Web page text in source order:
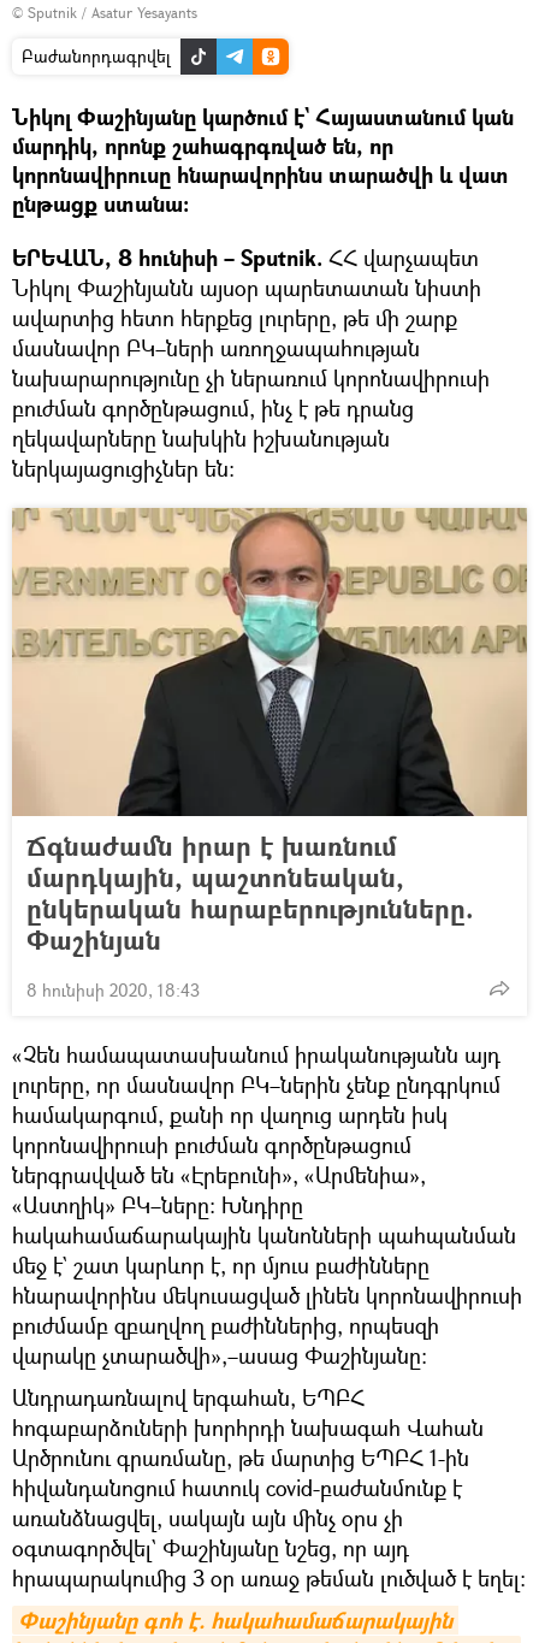
© Sputnik / Asatur Yesayants
Բաժանորդագրվել
Նիկոլ Փաշինյանը կարծում է` Հայաստանում կան
մարդիկ, որոնք շահագրգռված են, որ
կորոնավիրուսը հնարավորինս տարածվի և վատ
ընթացք ստանա։
ԵՐԵՎԱՆ, 8 հունիսի – Sputnik. ՀՀ վարչապետ
Նիկոլ Փաշինյանն այսօր պարետատան նիստի
ավարտից հետո հերքեց լուրերը, թե մի շարք
մասնավոր ԲԿ–ների առողջապահության
նախարարությունը չի ներառում կորոնավիրուսի
բուժման գործընթացում, ինչ է թե դրանց
ղեկավարները նախկին իշխանության
ներկայացուցիչներ են։
Ճգնաժամն իրար է խառնում
մարդկային, պաշտոնեական,
ընկերական հարաբերությունները.
Փաշինյան
8 հունիսի 2020, 18:43
«Չեն համապատասխանում իրականությանն այդ
լուրերը, որ մասնավոր ԲԿ–ներին չենք ընդգրկում
համակարգում, քանի որ վաղուց արդեն իսկ
կորոնավիրուսի բուժման գործընթացում
ներգրավված են «Էրեբունի», «Արմենիա»,
«Աստղիկ» ԲԿ–ները։ Խնդիրը
հակահամաճարակային կանոնների պահպանման
մեջ է` շատ կարևոր է, որ մյուս բաժինները
հնարավորինս մեկուսացված լինեն կորոնավիրուսի
բուժմամբ զբաղվող բաժիններից, որպեսզի
վարակը չտարածվի»,–ասաց Փաշինյանը։
Անդրադառնալով երգահան, ԵՊԲՀ
հոգաբարձուների խորհրդի նախագահ Վահան
Արծրունու գրառմանը, թե մարտից ԵՊԲՀ 1-ին
հիվանդանոցում հատուկ covid-բաժանմունք է
առանձնացվել, սակայն այն մինչ օրս չի
օգտագործվել` Փաշինյանը նշեց, որ այդ
հրապարակումից 3 օր առաջ թեման լուծված է եղել։
Փաշինյանը գոհ է. հակահամաճարակային